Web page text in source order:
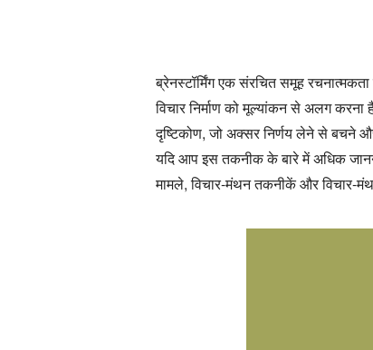
ब्रेनस्टॉर्मिंग एक संरचित समूह
विचार निर्माण को मूल्यांकन से अलग
दृष्टिकोण, जो अक्सर निर्णय लेने से बचने और
यदि आप इस तकनीक के बारे में अधिक
मामले, विचार-मंथन तकनीकें और विचार-